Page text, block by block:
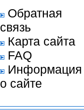
Обратная
связь
Карта сайта
FAQ
Информация
о сайте